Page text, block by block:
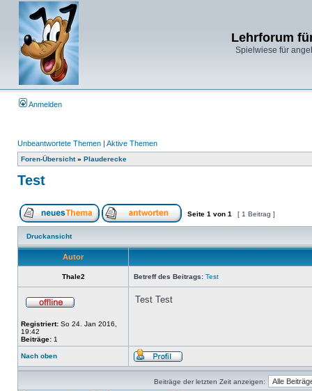
Lehrforum
Spielwiese für
Anmelden
Unbeantwortete Themen | Aktive Themen
Foren-Übersicht» Plauderecke
Test
Seite 1 von 1 [ 1 Beitrag ]
Druckansicht
Autor
Thale2 Betreff des Beitrags: Test
Registriert: So 24. Jan 2016,
19:42
Beiträge: 1
Test Test
Nach oben
Beiträge der letzten Zeit anzeigen: